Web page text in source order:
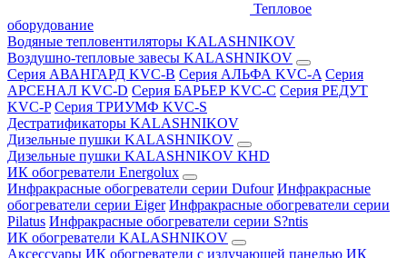
Тепловое
оборудование
Водяные тепловентиляторы KALASHNIKOV
Воздушно-тепловые завесы KALASHNIKOV
Серия АВАНГАРД KVC-B Серия АЛЬФА KVC-A Серия
АРСЕНАЛ KVC-D Серия БАРЬЕР KVC-C Серия РЕДУТ
KVC-P Серия ТРИУМФ KVC-S
Дестратификаторы KALASHNIKOV
Дизельные пушки KALASHNIKOV
Дизельные пушки KALASHNIKOV KHD
ИК обогреватели Energolux
Инфракрасные обогреватели серии Dufour Инфракрасные
обогреватели серии Eiger Инфракрасные обогреватели серии
Pilatus Инфракрасные обогреватели серии S?ntis
ИК обогреватели KALASHNIKOV
Аксессуары ИК обогреватели с излучающей панелью ИК